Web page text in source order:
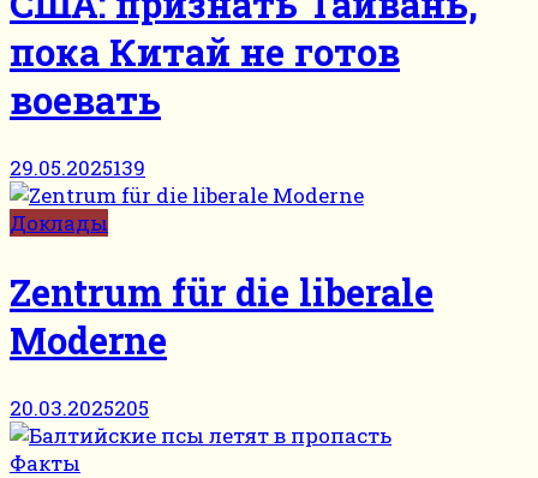
пока Китай не готов
воевать
29.05.2025139
Доклады
Zentrum für die liberale
Moderne
20.03.2025205
Факты